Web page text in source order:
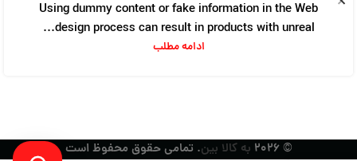
Using dummy content or fake information in the Web
design process can result in products with unreal...
ادامه مطلب
© ۲۰۲۶ به کالا بین. تمامی حقوق محفوظ است